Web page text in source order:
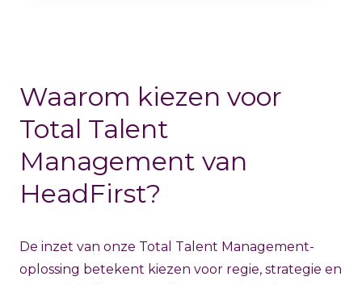
Waarom kiezen voor
Total Talent
Management van
HeadFirst?
De inzet van onze Total Talent Management-
oplossing betekent kiezen voor regie, strategie en